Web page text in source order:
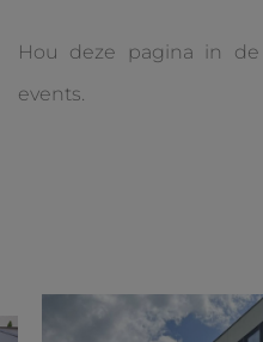
Hou deze pagina in
events.